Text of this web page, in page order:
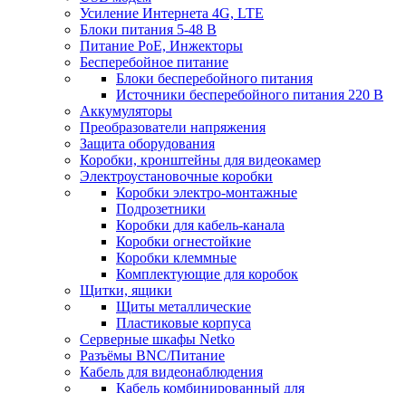
Усиление Интернета 4G, LTE
Блоки питания 5-48 В
Питание PoE, Инжекторы
Бесперебойное питание
Блоки бесперебойного питания
Источники бесперебойного питания 220 В
Аккумуляторы
Преобразователи напряжения
Защита оборудования
Коробки, кронштейны для видеокамер
Электроустановочные коробки
Коробки электро-монтажные
Подрозетники
Коробки для кабель-канала
Коробки огнестойкие
Коробки клеммные
Комплектующие для коробок
Щитки, ящики
Щиты металлические
Пластиковые корпуса
Серверные шкафы Netko
Разъёмы BNC/Питание
Кабель для видеонаблюдения
Кабель комбинированный для